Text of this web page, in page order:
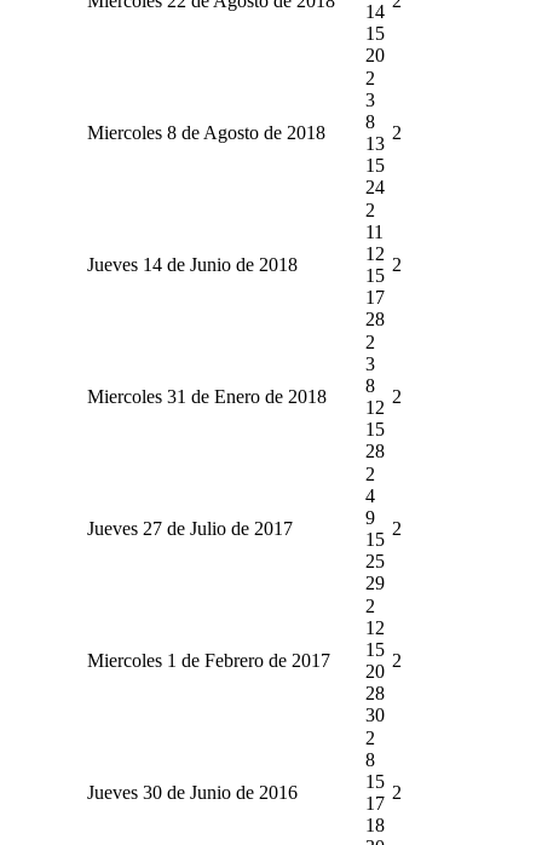
14
15
20
Miercoles 8 de Agosto de 2018
2
3
8
13
15
24
2
Jueves 14 de Junio de 2018
2
11
12
15
17
28
2
Miercoles 31 de Enero de 2018
2
3
8
12
15
28
2
Jueves 27 de Julio de 2017
2
4
9
15
25
29
2
Miercoles 1 de Febrero de 2017
2
12
15
20
28
30
2
Jueves 30 de Junio de 2016
2
8
15
17
18
2